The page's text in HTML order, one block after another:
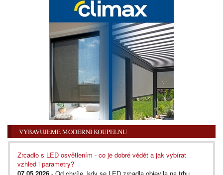
VYBAVUJEME MODERNÍ KOUPELNU
Zrcadlo s LED osvětlením - co je dobré vědět a jak vybírat
vzhled i parametry?